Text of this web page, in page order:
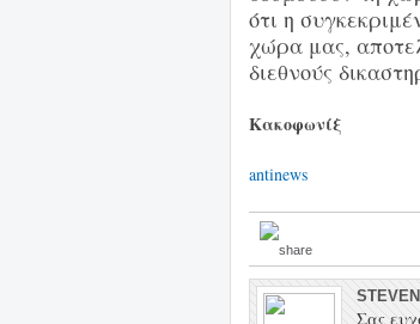
ότι η
χώρα μας,
διεθνούς
Κακοφωνίξ
antinews
Σας